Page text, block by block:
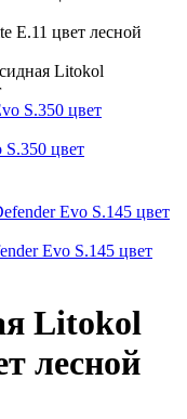
Litokol
цвет
Evo S.145 цвет
Litokol
лесной